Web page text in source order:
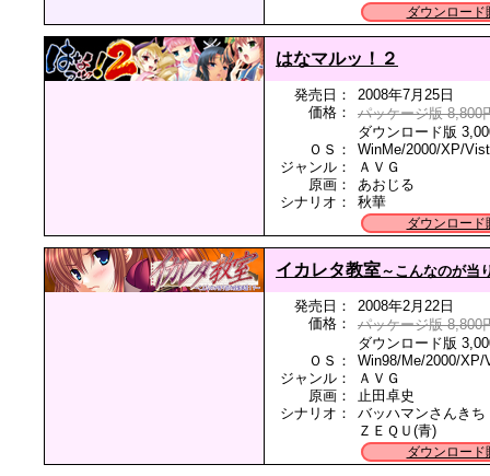
ダウンロード
はなマルッ！２
発売日：
2008年7月25日
価格：
パッケージ版 8,800
ダウンロード版
ＯＳ：
WinMe/2000/XP/
ジャンル：
ＡＶＧ
原画：
あおじる
シナリオ：
秋華
ダウンロード
イカレタ教室～こんなのが当
発売日：
2008年2月22日
価格：
パッケージ版 8,800
ダウンロード版
ＯＳ：
Win98/Me/2000/XP/
ジャンル：
ＡＶＧ
原画：
止田卓史
シナリオ：
バッハマンさんきち
ＺＥＱＵ(青)
ダウンロード